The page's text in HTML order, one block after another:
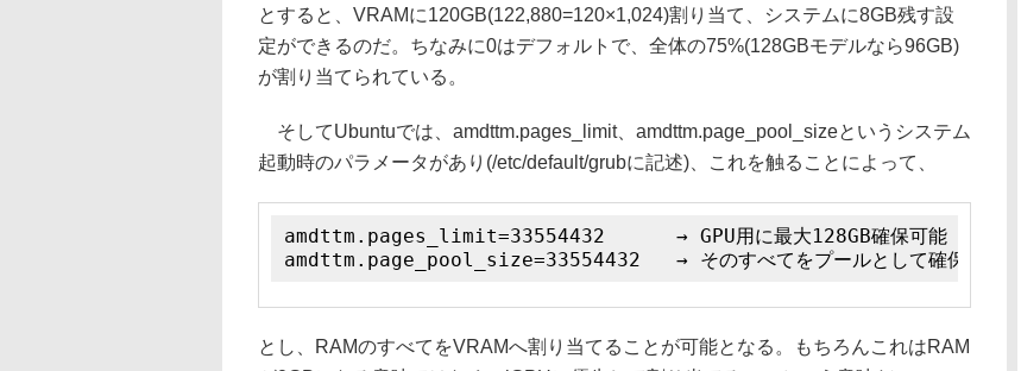
とすると、VRAMに120GB(122,880=120×1,024)割り当て、システムに8GB残す設
定ができるのだ。ちなみに0はデフォルトで、全体の75%(128GBモデルなら96GB)
が割り当てられている。
そしてUbuntuでは、amdttm.pages_limit、amdttm.page_pool_sizeというシステム
起動時のパラメータがあり(/etc/default/grubに記述)、これを触ることによって、
amdttm.pages_limit=33554432 → GPU用に最大128GB確保可能
amdttm.page_pool_size=33554432 → そのすべてをプールとして確保
とし、RAMのすべてをVRAMへ割り当てることが可能となる。もちろんこれはRAM